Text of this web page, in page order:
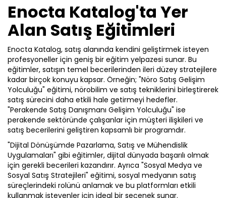
Enocta Katalog'ta Yer
Alan Satış Eğitimleri
Enocta Katalog, satış alanında kendini geliştirmek isteyen
profesyoneller için geniş bir eğitim yelpazesi sunar. Bu
eğitimler, satışın temel becerilerinden ileri düzey stratejilere
kadar birçok konuyu kapsar. Örneğin; "Nöro Satış Gelişim
Yolculuğu" eğitimi, nörobilim ve satış tekniklerini birleştirerek
satış sürecini daha etkili hale getirmeyi hedefler.
"Perakende Satış Danışmanı Gelişim Yolculuğu" ise
perakende sektöründe çalışanlar için müşteri ilişkileri ve
satış becerilerini geliştiren kapsamlı bir programdır.
"Dijital Dönüşümde Pazarlama, Satış ve Mühendislik
Uygulamaları" gibi eğitimler, dijital dünyada başarılı olmak
için gerekli becerileri kazandırır. Ayrıca "Sosyal Medya ve
Sosyal Satış Stratejileri" eğitimi, sosyal medyanın satış
süreçlerindeki rolünü anlamak ve bu platformları etkili
kullanmak isteyenler için ideal bir seçenek sunar.